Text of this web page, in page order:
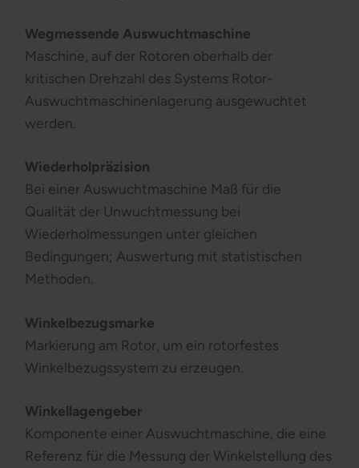
Wegmessende Auswuchtmaschine
Maschine, auf der Rotoren oberhalb der
kritischen Drehzahl des Systems Rotor-
Auswuchtmaschinenlagerung ausgewuchtet
werden.
Wiederholpräzision
Bei einer Auswuchtmaschine Maß für die
Qualität der Unwuchtmessung bei
Wiederholmessungen unter gleichen
Bedingungen; Auswertung mit statistischen
Methoden.
Winkelbezugsmarke
Markierung am Rotor, um ein rotorfestes
Winkelbezugssystem zu erzeugen.
Winkellagengeber
Komponente einer Auswuchtmaschine, die eine
Referenz für die Messung der Winkelstellung des